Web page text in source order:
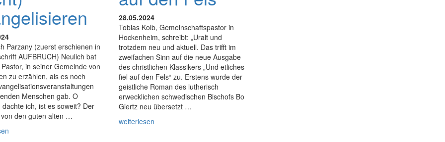
Parzany (zuerst erschienen in
AUFBRUCH) Neulich bat
in seiner Gemeinde von
zu erzählen, als es noch
Menschen gab. O
dachte ich, ist es soweit? Der
den guten alten …
28.05.2024
Tobias Kolb, Gemeinschaftspastor in
Hockenheim, schreibt: „Uralt und
trotzdem neu und aktuell. Das trifft im
zweifachen Sinn auf die neue Ausgabe
des christlichen Klassikers „Und etliches
fiel auf den Fels“ zu. Erstens wurde der
geistliche Roman des lutherisch
erwecklichen schwedischen Bischofs Bo
Giertz neu übersetzt …
weiterlesen